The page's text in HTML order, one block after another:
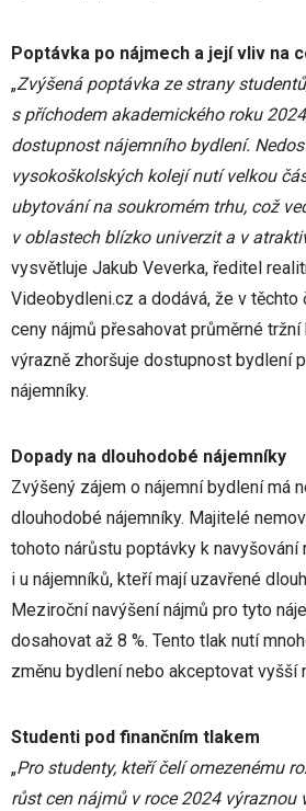
Poptávka po nájmech a její vliv na
„Zvýšená poptávka ze strany
s příchodem akademického roku
dostupnost nájemního bydlení.
vysokoškolských kolejí nutí velkou
ubytování na soukromém trhu, což
v oblastech blízko univerzit a v
vysvětluje Jakub Veverka, ředitel
Videobydleni.cz a dodává, že v těchto
ceny nájmů přesahovat průměrné
výrazně zhoršuje dostupnost bydlení
nájemníky.
Dopady na dlouhodobé nájemníky
Zvýšený zájem o nájemní bydlení má
dlouhodobé nájemníky. Majitelé
tohoto nárůstu poptávky k navyšování
i u nájemníků, kteří mají uzavřené
Meziroční navýšení nájmů pro tyto
dosahovat až 8 %. Tento tlak nutí
změnu bydlení nebo akceptovat vyšší
Studenti pod finančním tlakem
„Pro studenty, kteří čelí omezenému
růst cen nájmů v roce 2024 výraznou